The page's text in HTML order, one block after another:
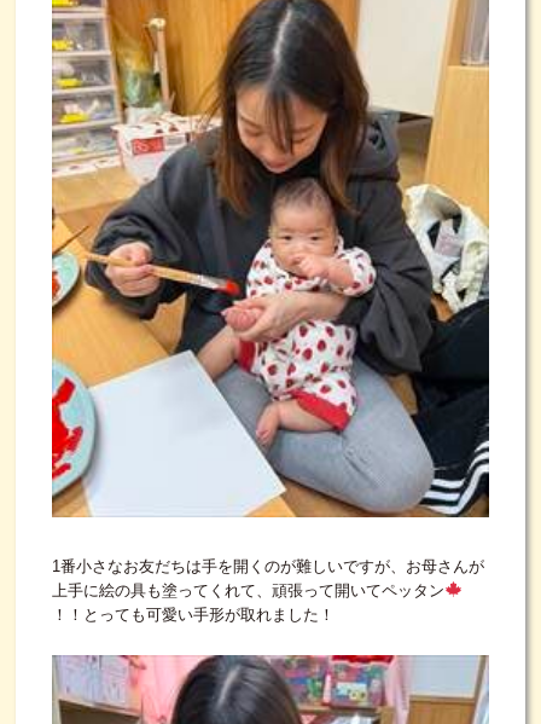
1番小さなお友だちは手を開くのが難しいですが、お母さんが
上手に絵の具も塗ってくれて、頑張って開いてペッタン
！！とっても可愛い手形が取れました！